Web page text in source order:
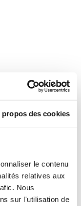
propos des cookies
le contenu
relatives aux
Nous
sur l'utilisation de